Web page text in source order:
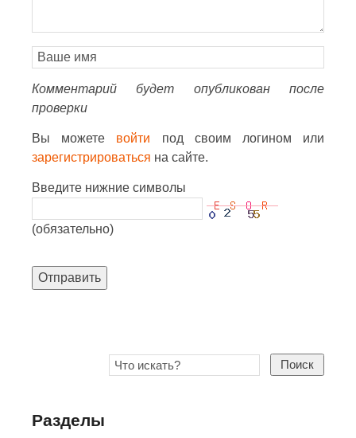
Комментарий будет опубликован после
проверки
Вы можете войти под своим логином или
зарегистрироваться на сайте.
Введите нижние символы
(обязательно)
Отправить
Поиск
Разделы